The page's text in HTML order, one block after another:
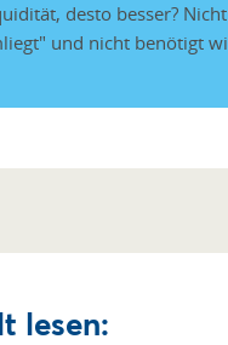
desto besser?
und nicht benötigt
lesen: